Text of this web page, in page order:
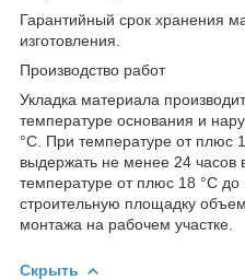
Гарантийный срок хранения
изготовления.
Производство работ
Укладка материала
температуре основания и
°С. При температуре от плюс
выдержать не менее 24
температуре от плюс 18 °С
строительную площадку
монтажа на рабочем участке.
Скрыть